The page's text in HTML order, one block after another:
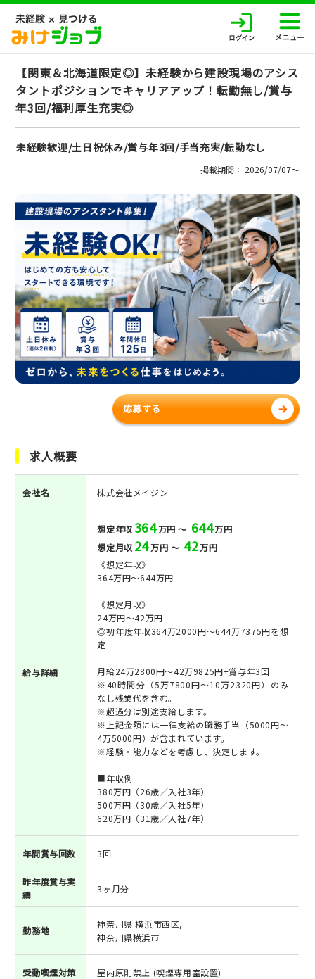
【関東＆北海道限定◎】未経験から建設現場のアシス
タントポジションでキャリアアップ！転勤無し/賞与
年3回/福利厚生充実◎
未経験歓迎/土日祝休み/賞与年3回/手当充実/転勤なし
掲載期間： 2026/07/07〜
応募する
求人概要
会社名 株式会社メイジン
給与詳細
想定年収364万円 ～ 644万円
想定月収 24万円 ～ 42万円
《想定年収》
364万円～644万円
《想定月収》
24万円～42万円
◎初年度年収364万2000円～644万7375円を想
定
月給24万2800円～42万9825円+賞与年3回
※40時間分（5万7800円～10万2320円）のみ
なし残業代を含む。
※超過分は別途支給します。
※上記金額には一律支給の職務手当（5000円～
4万5000円）が含まれています。
※経験・能力などを考慮し、決定します。
■年収例
380万円（26歳／入社3年）
500万円（30歳／入社5年）
620万円（31歳／入社7年）
年間賞与回数 3回
昨年度賞与実
績
3ヶ月分
勤務地
神奈川県 横浜市西区,
神奈川県横浜市
受動喫煙対策 屋内原則禁止 (喫煙専用室設置)